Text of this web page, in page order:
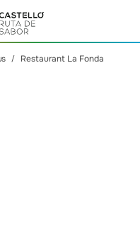
Restaurant La Fonda